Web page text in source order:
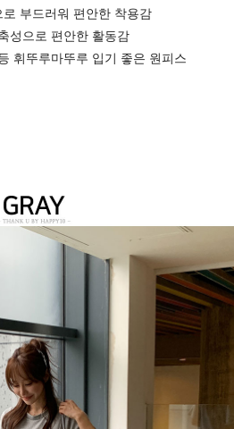
부드러워 편안한 착용감
성으로 편안한 활동감
휘뚜루마뚜루 입기 좋은 원피스